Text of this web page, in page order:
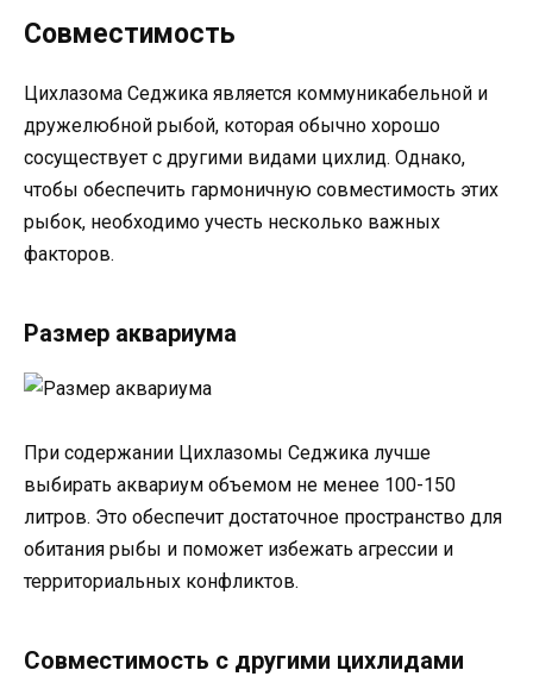
Совместимость
Цихлазома Седжика является коммуникабельной и
дружелюбной рыбой, которая обычно хорошо
сосуществует с другими видами цихлид. Однако,
чтобы обеспечить гармоничную совместимость этих
рыбок, необходимо учесть несколько важных
факторов.
Размер аквариума
При содержании Цихлазомы Седжика лучше
выбирать аквариум объемом не менее 100-150
литров. Это обеспечит достаточное пространство для
обитания рыбы и поможет избежать агрессии и
территориальных конфликтов.
Совместимость с другими цихлидами